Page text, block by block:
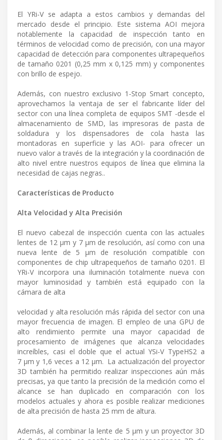
El YRi-V se adapta a estos cambios y demandas del
mercado desde el principio. Este sistema AOI mejora
notablemente la capacidad de inspección tanto en
términos de velocidad como de precisión, con una mayor
capacidad de detección para componentes ultrapequeños
de tamaño 0201 (0,25 mm x 0,125 mm) y componentes
con brillo de espejo.
Además, con nuestro exclusivo 1-Stop Smart concepto,
aprovechamos la ventaja de ser el fabricante líder del
sector con una línea completa de equipos SMT -desde el
almacenamiento de SMD, las impresoras de pasta de
soldadura y los dispensadores de cola hasta las
montadoras en superficie y las AOI- para ofrecer un
nuevo valor a través de la integración y la coordinación de
alto nivel entre nuestros equipos de línea que elimina la
necesidad de cajas negras..
Características de Producto
Alta Velocidad y Alta Precisión
El nuevo cabezal de inspección cuenta con las actuales
lentes de 12 μm y 7 μm de resolución, así como con una
nueva lente de 5 μm de resolución compatible con
componentes de chip ultrapequeños de tamaño 0201. El
YRi-V incorpora una iluminación totalmente nueva con
mayor luminosidad y también está equipado con la
cámara de alta
velocidad y alta resolución más rápida del sector con una
mayor frecuencia de imagen. El empleo de una GPU de
alto rendimiento permite una mayor capacidad de
procesamiento de imágenes que alcanza velocidades
increíbles, casi el doble que el actual YSi-V TypeHS2 a
7 μm y 1,6 veces a 12 μm. La actualización del proyector
3D también ha permitido realizar inspecciones aún más
precisas, ya que tanto la precisión de la medición como el
alcance se han duplicado en comparación con los
modelos actuales y ahora es posible realizar mediciones
de alta precisión de hasta 25 mm de altura.
Además, al combinar la lente de 5 μm y un proyector 3D